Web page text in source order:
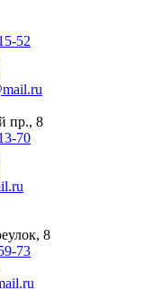
52
пр., 8
70
8
73